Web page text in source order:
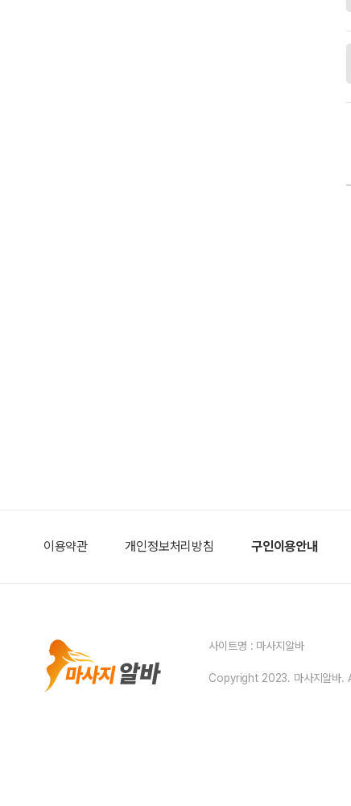
이용약관 개인정보처리방침 구인이용안내
사이트명 : 마사지알바
Copyright 2023. 마사지알바